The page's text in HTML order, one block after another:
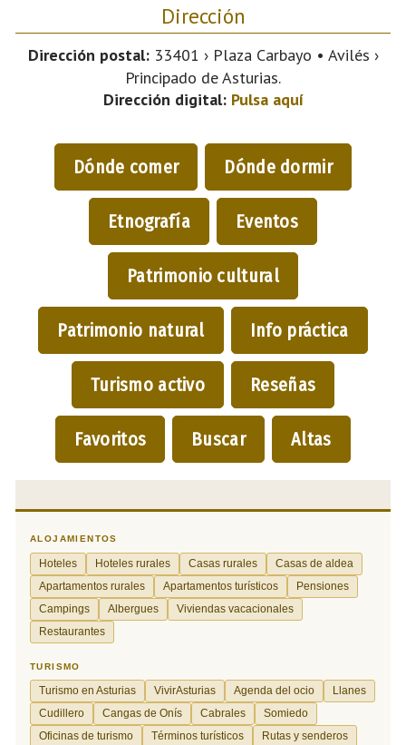
Dirección
Dirección postal:33401 › Plaza Carbayo • Avilés ›
Principado de Asturias.
Dirección digital: Pulsa aquí
Dónde comer Dónde dormir
Etnografía Eventos
Patrimonio cultural
Patrimonio natural Info práctica
Turismo activo Reseñas
Favoritos Buscar Altas